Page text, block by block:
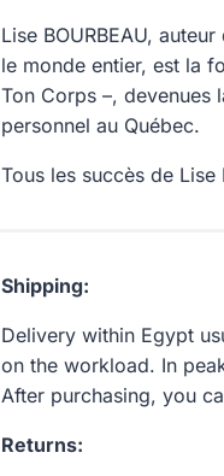
​Lise BOURBEAU,
le monde entier, est la
Ton Corps –, devenues
personnel au Québec.
Tous les succès de Lise
Shipping:
Delivery within Egypt
on the workload. In
After purchasing, you
Returns: